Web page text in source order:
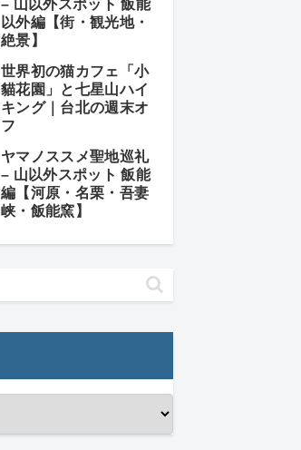
– 山以外スポット 飯能
以外編【街・観光地・
絶景】
世界初の猫カフェ「小
貓花園」と七星山ハイ
キング｜台北の週末オ
フ
ヤマノススメ聖地巡礼
– 山以外スポット 飯能
編【河原・名栗・吾妻
峡・飯能窯】